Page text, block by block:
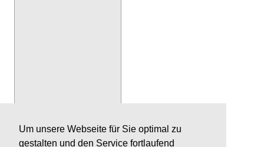
Um unsere Webseite für Sie optimal zu
gestalten und den Service fortlaufend